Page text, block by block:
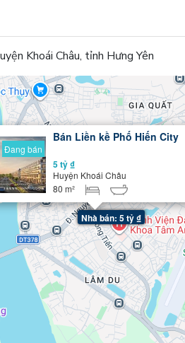
Khoái Châu, tỉnh Hưng Yên
Nhà bán: 5 tỷ ₫
Đang bán
Bán Liền kề Phố Hiến City
5 tỷ ₫
Huyện Khoái Châu
80 m²